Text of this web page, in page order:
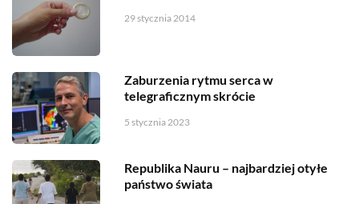
29 stycznia 2014
Zaburzenia rytmu serca w
telegraficznym skrócie
5 stycznia 2023
Republika Nauru – najbardziej otyłe
państwo świata